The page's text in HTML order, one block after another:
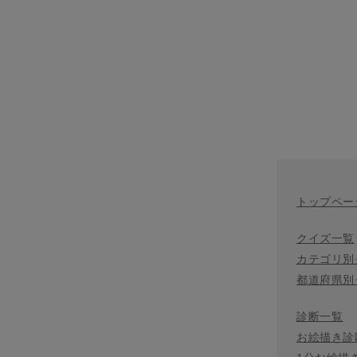
トップペー
クイズ一覧
カテゴリ
都道府県
診断一覧
お絵描き